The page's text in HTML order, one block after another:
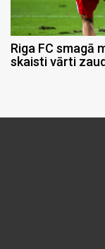
Riga FC smagā
skaisti vārti